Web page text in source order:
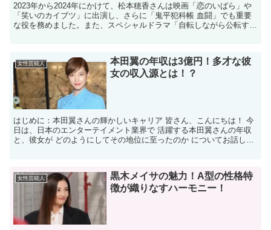
2023年から2024年にかけて、松本穂香さんは映画「恋のいばら」や
「笑いのカイブツ」に出演し、さらに「鬼平犯科帳 血闘」でも重要
な役を務めました。また、スペシャルドラマ「自転しながら公転す
女性芸能人
本田翼の年収は3億円！多才な彼
女の収入源とは！？
はじめに：本田翼さんの輝かしいキャリア 皆さん、こんにちは！ 今
日は、日本のエンターテイメント業界で 活躍する本田翼さんの年収
と、彼女が どのようにしてその地位に至ったのか についてお話しし
女性芸能人
黒木メイサの魅力！A型の性格特
徴が織りなすハーモニー！